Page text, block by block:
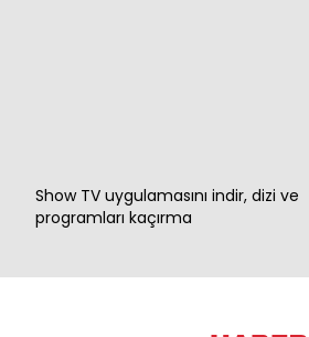
Show TV uygulamasını indir, dizi ve
programları kaçırma